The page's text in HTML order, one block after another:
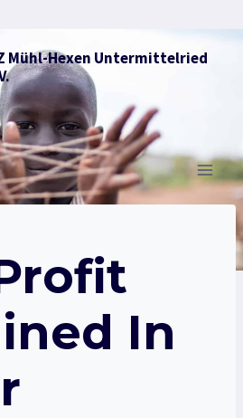
Mühl-Hexen Untermittelried
In